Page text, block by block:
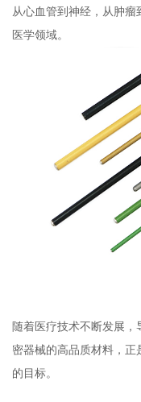
从心血管到神经，从肿瘤
医学领域。
随着医疗技术不断发展
密器械的高品质材料，
的目标。